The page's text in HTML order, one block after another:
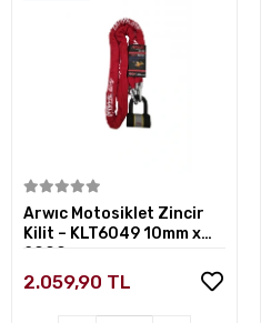
Sepete Ekle
Arwıc Motosiklet Zincir
Kilit – KLT6049 10mm x
2000mm
2.059,90 TL